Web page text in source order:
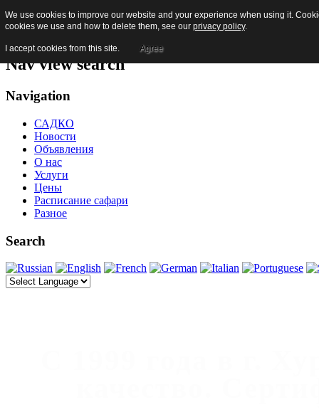
Skip to content
Jump to main navigation and login
Nav view search
Navigation
САДКО
Новости
Объявления
О нас
Услуги
Цены
Расписание сафари
Разное
Search
We use cookies to improve our website and your experience when using it.
cookies we use and how to delete them, see our privacy policy.
I accept cookies from this site. Agree